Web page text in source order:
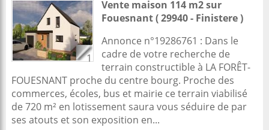
1
Vente maison 114 m2sur
Fouesnant( 29940 - Finistere )
Annonce n°19286761 : Dans le
cadre de votre recherche de
terrain constructible à LA FORÊT-
FOUESNANT proche du centre bourg. Proche des
commerces, écoles, bus et mairie ce terrain viabilisé
de 720 m² en lotissement saura vous séduire de par
ses atouts et son exposition en...